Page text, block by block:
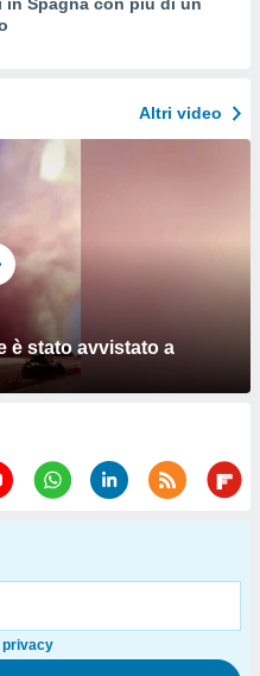
Altri video
è stato avvistato a
privacy